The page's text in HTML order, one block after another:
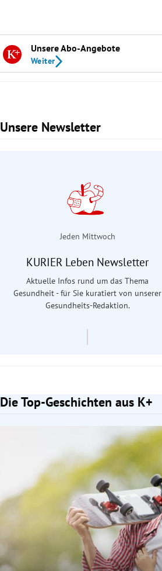
Unsere Abo-Angebote
Weiter
Unsere Newsletter
Slide 1 von 3
Jeden Mittwoch
KURIER Leben Newsletter
Aktuelle Infos rund um das Thema
Gesundheit - für Sie kuratiert von unserer
Gesundheits-Redaktion.
Die Top-Geschichten aus K+
Slide 1 von 7